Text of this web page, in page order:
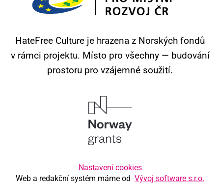
HateFree Culture je hrazena z Norských fondů
v rámci projektu. Místo pro všechny — budování
prostoru pro vzájemné soužití.
Nastavení cookies
Web a redakční systém máme od Vývoj software s.r.o.